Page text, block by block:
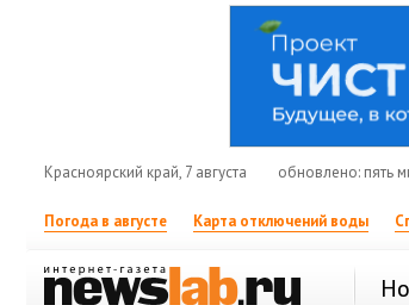
Красноярский край, 7 августа обновлено: пять
Погода в августе Карта отключений воды